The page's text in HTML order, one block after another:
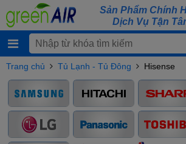
Sản Phẩm Chính
Dịch Vụ Tận
Trang chủ Tủ Lạnh - Tủ Đông Hisense